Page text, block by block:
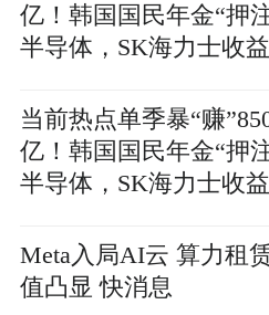
亿！韩国国民年金“押
半导体，SK海力士收
当前热点单季暴“赚
亿！韩国国民年金“押
半导体，SK海力士收
Meta入局AI云 算力租
值凸显 快消息